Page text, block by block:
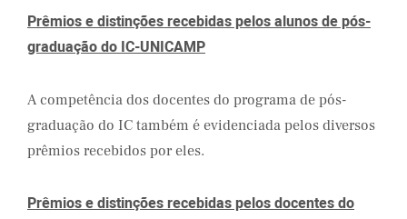
Prêmios e distinções recebidas pelos alunos de pós-
graduação do IC-UNICAMP
A competência dos docentes do programa de pós-
graduação do IC também é evidenciada pelos diversos
prêmios recebidos por eles.
Prêmios e distinções recebidas pelos docentes do